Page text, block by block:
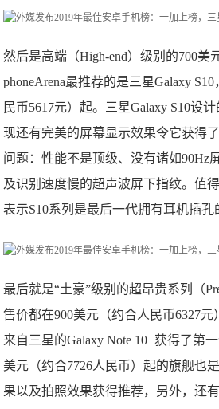
然后是高端（High-end）级别的700美
phoneArena最推荐的是三星Galaxy
民币5617元）起。三星Galaxy S10设
现还有完美的屏幕显示效果令它获得
问题：性能不是顶级、没有诸如90Hz
及识别速度慢的超声波屏下指纹。值
表示S10系列是最后一代拥有耳机插孔
最后就是“土豪”级别的超昂贵系列（
售价都在900美元（约合人民币6327
来自三星的Galaxy Note 10+获得了第
美元（约合7726人民币）起的旗舰也
果以及拍照效果获得推荐，另外，还